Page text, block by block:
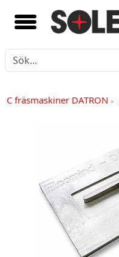
fräsmaskiner DATRON»